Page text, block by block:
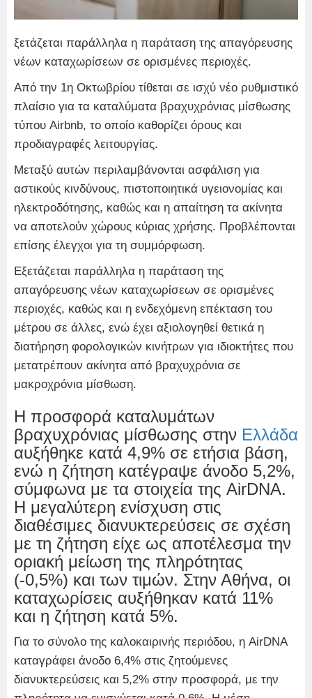
ξετάζεται παράλληλα η παράταση της απαγόρευσης
νέων καταχωρίσεων σε ορισμένες περιοχές.
Από την 1η Οκτωβρίου τίθεται σε ισχύ νέο ρυθμιστικό
πλαίσιο για τα καταλύματα βραχυχρόνιας μίσθωσης
τύπου Airbnb, το οποίο καθορίζει όρους και
προδιαγραφές λειτουργίας.
Μεταξύ αυτών περιλαμβάνονται ασφάλιση για
αστικούς κινδύνους, πιστοποιητικά υγειονομίας και
ηλεκτροδότησης, καθώς και η απαίτηση τα ακίνητα
να αποτελούν χώρους κύριας χρήσης. Προβλέπονται
επίσης έλεγχοι για τη συμμόρφωση.
Εξετάζεται παράλληλα η παράταση της
απαγόρευσης νέων καταχωρίσεων σε ορισμένες
περιοχές, καθώς και η ενδεχόμενη επέκταση του
μέτρου σε άλλες, ενώ έχει αξιολογηθεί θετικά η
διατήρηση φορολογικών κινήτρων για ιδιοκτήτες που
μετατρέπουν ακίνητα από βραχυχρόνια σε
μακροχρόνια μίσθωση.
Η προσφορά καταλυμάτων
βραχυχρόνιας μίσθωσης στην Ελλάδα
αυξήθηκε κατά 4,9% σε ετήσια βάση,
ενώ η ζήτηση κατέγραψε άνοδο 5,2%,
σύμφωνα με τα στοιχεία της AirDNA.
Η μεγαλύτερη ενίσχυση στις
διαθέσιμες διανυκτερεύσεις σε σχέση
με τη ζήτηση είχε ως αποτέλεσμα την
οριακή μείωση της πληρότητας
(-0,5%) και των τιμών. Στην Αθήνα, οι
καταχωρίσεις αυξήθηκαν κατά 11%
και η ζήτηση κατά 5%.
Για το σύνολο της καλοκαιρινής περιόδου, η AirDNA
καταγράφει άνοδο 6,4% στις ζητούμενες
διανυκτερεύσεις και 5,2% στην προσφορά, με την